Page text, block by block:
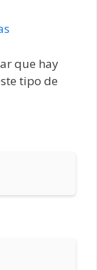
que hay
tipo de